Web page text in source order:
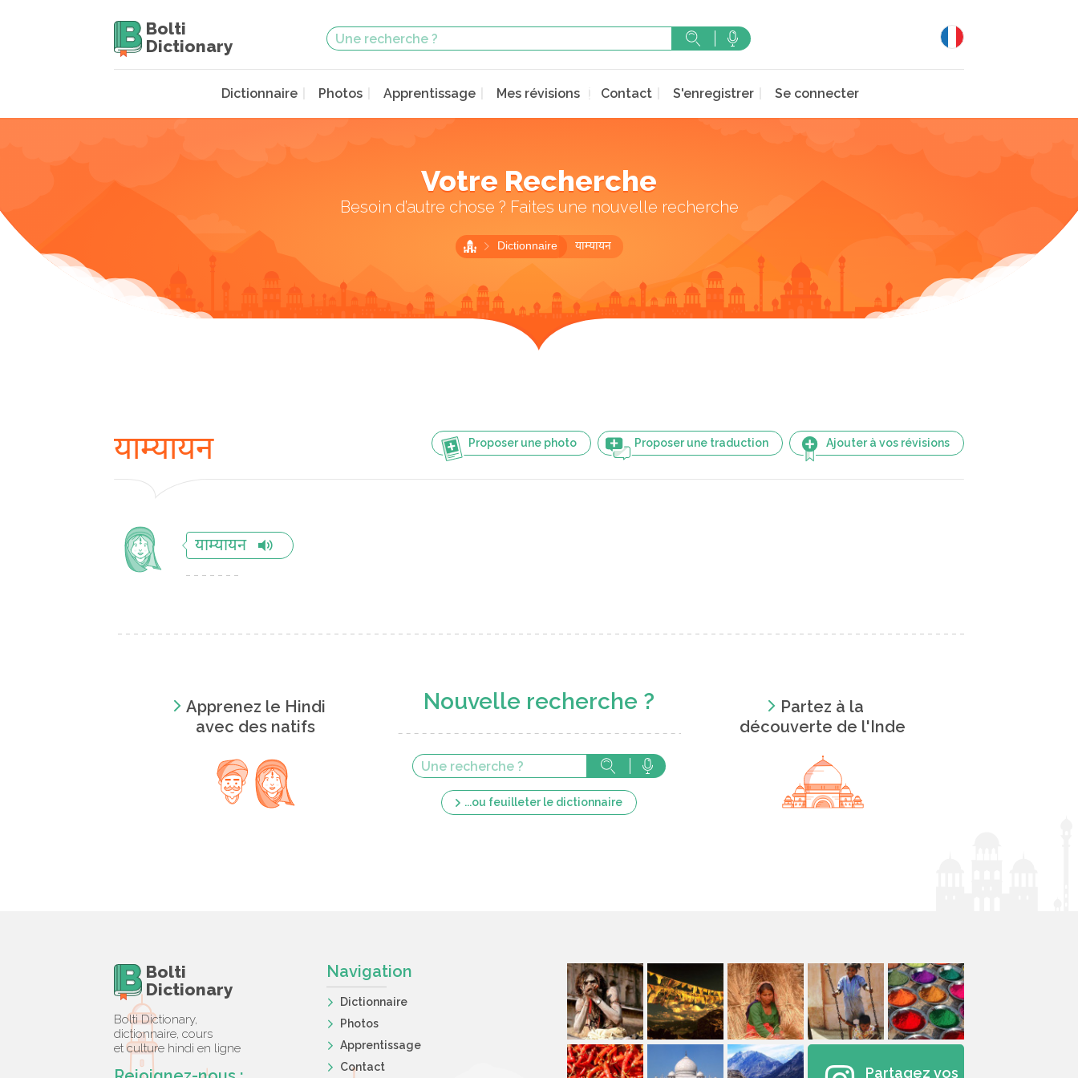
Bolti
Dictionary
Dictionnaire Photos Apprentissage Mes révisions Contact S'enregistrer Se connecter
Votre Recherche
Besoin d’autre chose ? Faites une nouvelle recherche
Dictionnaire याम्यायन
Proposer une photo Proposer une traduction Ajouter à vos révisions
याम्यायन
याम्यायन
Apprenez le Hindi
avec des natifs
Nouvelle recherche ?
...ou feuilleter le dictionnaire
Partez à la
découverte de l'Inde
Bolti
Dictionary
Bolti Dictionary,
dictionnaire, cours
et culture hindi en ligne
Navigation
Dictionnaire
Photos
Apprentissage
Contact
Partagez vos